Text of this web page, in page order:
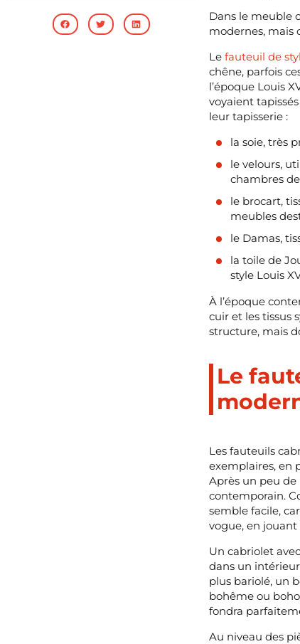
Dans le meuble
modernes, mais
Lefauteuil de
chêne, parfois
l’époque Louis
voyaient
leur tapisserie :
la soie, très
le velours,
chambres
le brocart,
meubles
le Damas,
la toile de
style Louis
À l’époque
cuir et les tissus
structure, mais
Le
Les fauteuils
exemplaires, en
Après un peu
contemporain.
semble facile,
vogue, en
Un cabriolet
dans un
plus bariolé, un
bohême ou
fondra
Au niveau des